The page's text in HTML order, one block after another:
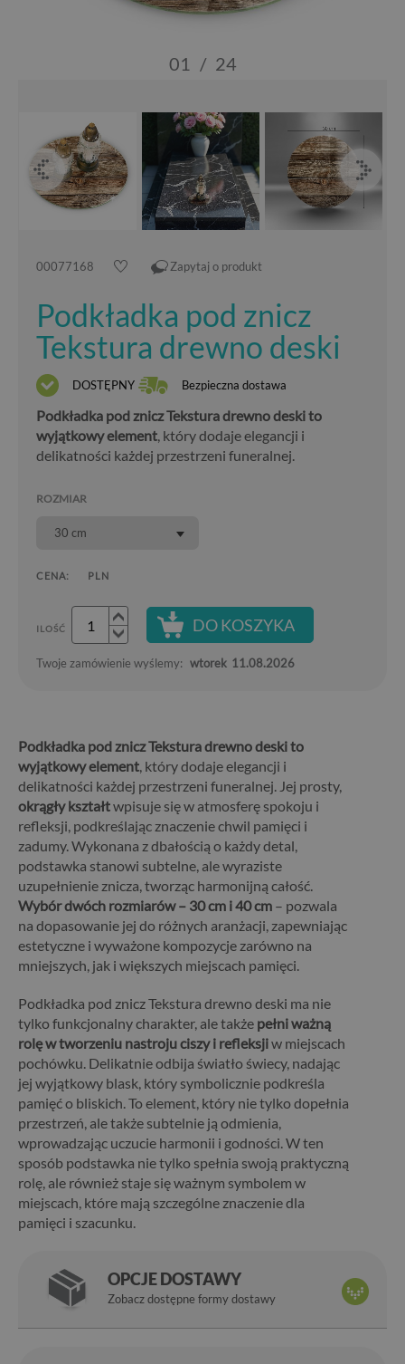
01 / 24
00077168 Zapytaj o produkt
Podkładka pod znicz
Tekstura drewno deski
DOSTĘPNY Bezpieczna dostawa
Podkładka pod znicz Tekstura drewno deski to
wyjątkowy element, który dodaje elegancji i
delikatności każdej przestrzeni funeralnej.
ROZMIAR
30 cm
CENA: PLN
ILOŚĆ DO KOSZYKA
Twoje zamówienie wyślemy: wtorek 11.08.2026
Podkładka pod znicz Tekstura drewno deski to
wyjątkowy element, który dodaje elegancji i
delikatności każdej przestrzeni funeralnej. Jej prosty,
okrągły kształtwpisuje się w atmosferę spokoju i
refleksji, podkreślając znaczenie chwil pamięci i
zadumy. Wykonana z dbałością o każdy detal,
podstawka stanowi subtelne, ale wyraziste
uzupełnienie znicza, tworząc harmonijną całość.
Wybór dwóch rozmiarów – 30 cm i 40 cm – pozwala
na dopasowanie jej do różnych aranżacji, zapewniając
estetyczne i wyważone kompozycje zarówno na
mniejszych, jak i większych miejscach pamięci.
Podkładka pod znicz Tekstura drewno deski ma nie
tylko funkcjonalny charakter, ale także pełni ważną
rolę w tworzeniu nastroju ciszy i refleksjiw miejscach
pochówku. Delikatnie odbija światło świecy, nadając
jej wyjątkowy blask, który symbolicznie podkreśla
pamięć o bliskich. To element, który nie tylko dopełnia
przestrzeń, ale także subtelnie ją odmienia,
wprowadzając uczucie harmonii i godności. W ten
sposób podstawka nie tylko spełnia swoją praktyczną
rolę, ale również staje się ważnym symbolem w
miejscach, które mają szczególne znaczenie dla
pamięci i szacunku.
OPCJE DOSTAWY
Zobacz dostępne formy dostawy